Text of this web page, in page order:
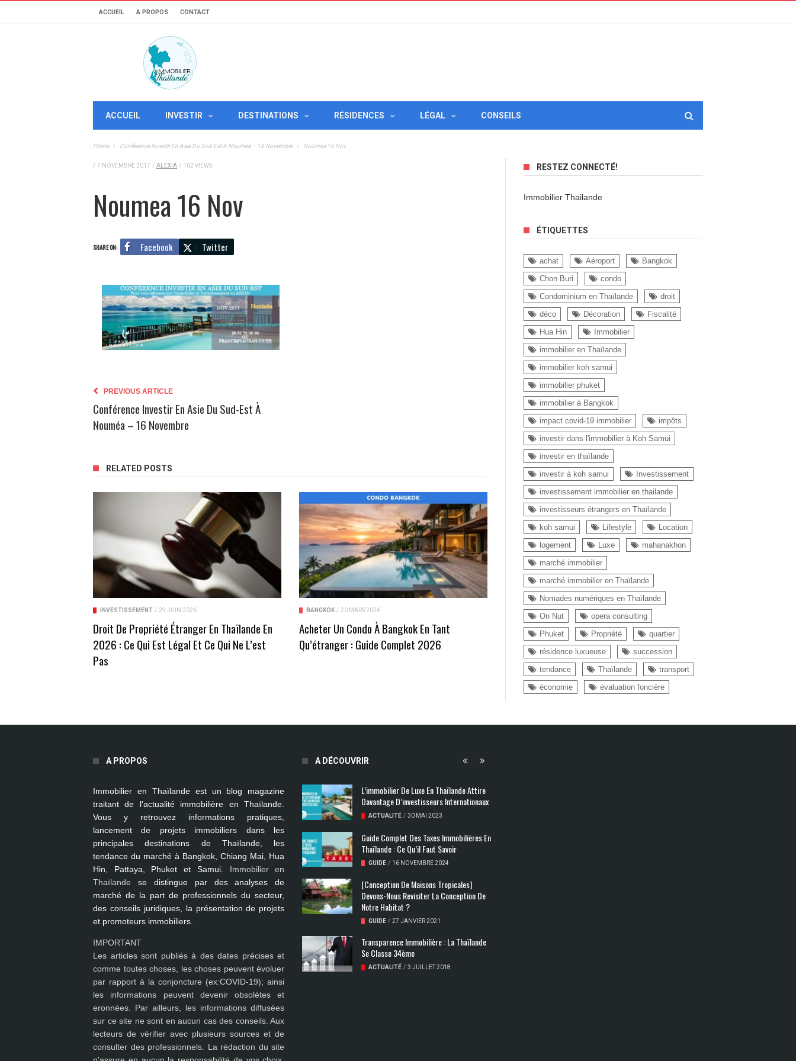
ACCUEIL A PROPOS CONTACT
ACCUEIL INVESTIR DESTINATIONS RÉSIDENCES LÉGAL CONSEILS
Home Conférence Investir En Asie Du Sud-Est À Nouméa – 16 Novembre Noumea 16 Nov
/ 7 NOVEMBRE 2017 / ALEXIA / 162 VIEWS
Noumea 16 Nov
SHARE ON: Facebook Twitter
PREVIOUS ARTICLE
Conférence Investir En Asie Du Sud-Est À
Nouméa – 16 Novembre
RELATED POSTS
INVESTISSEMENT / 29 JUIN 2026
Droit De Propriété Étranger En Thaïlande En
2026 : Ce Qui Est Légal Et Ce Qui Ne L’est
Pas
BANGKOK / 20 MARS 2026
Acheter Un Condo À Bangkok En Tant
Qu’étranger : Guide Complet 2026
RESTEZ CONNECTÉ!
Immobilier Thailande
ÉTIQUETTES
achat Aéroport
Bangkok
Chon Buri
condo
Condominium en Thaïlande
droit
déco
Décoration
Fiscalité
Hua Hin
Immobilier
immobilier en Thaïlande
immobilier koh samui
immobilier phuket
immobilier à Bangkok
impact covid-19 immobilier
impôts
investir dans l'immobilier à Koh Samui
investir en thaïlande
investir à koh samui
Investissement
investissement immobilier en thailande
investisseurs étrangers en Thaïlande
koh samui
Lifestyle
Location
logement
Luxe
mahanakhon
marché immobilier
marché immobilier en Thaïlande
Nomades numériques en Thaïlande
On Nut
opera consulting
Phuket
Propriété
quartier
résidence luxueuse
succession
tendance
Thaïlande
transport
économie
évaluation foncière
A PROPOS
Immobilier en Thaïlandeest un blog magazine
traitant de l'actualité immobilière en Thaïlande.
Vous y retrouvez informations pratiques,
lancement de projets immobiliers dans les
principales destinations de Thaïlande, les
tendance du marché à Bangkok, Chiang Mai, Hua
Hin, Pattaya, Phuket et Samui. Immobilier en
Thaïlande se distingue par des analyses de
marché de la part de professionnels du secteur,
des conseils juridiques, la présentation de projets
et promoteurs immobiliers.
IMPORTANT
Les articles sont publiés à des dates précises et
comme toutes choses, les choses peuvent évoluer
par rapport à la conjoncture (ex:COVID-19); ainsi
les informations peuvent devenir obsolétes et
eronnées . Par ailleurs, les informations diffusées
sur ce site ne sont en aucun cas des conseils. Aux
lecteurs de vérifier avec plusieurs sources et de
consulter des professionnels. La rédaction du site
A DÉCOUVRIR
L’immobilier De Luxe En Thaïlande Attire
Davantage D’investisseurs Internationaux
ACTUALITÉ / 30 MAI 2023
Guide Complet Des Taxes Immobilières En
Thaïlande : Ce Qu’il Faut Savoir
GUIDE / 16 NOVEMBRE 2024
[Conception De Maisons Tropicales]
Devons-Nous Revisiter La Conception De
Notre Habitat ?
GUIDE / 27 JANVIER 2021
Transparence Immobilière : La Thaïlande
Se Classe 34ème
ACTUALITÉ / 3 JUILLET 2018